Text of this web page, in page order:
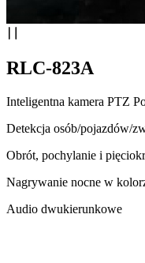
RLC-823A
Inteligentna kamera PTZ
Detekcja osób/pojazdów/
Obrót, pochylanie i
Nagrywanie nocne w
Audio dwukierunkowe